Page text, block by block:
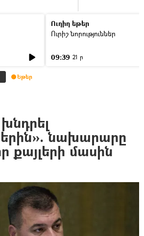
Ուղիղ եթեր
Ուրիշ նորություններ
09:39 21 ր
Եթեր
նախարարը
քայլերի մասին